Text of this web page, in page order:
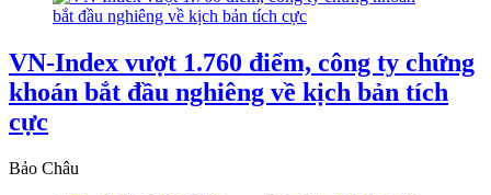
VN-Index vượt 1.760 điểm, công ty chứng
khoán bắt đầu nghiêng về kịch bản tích
cực
Bảo Châu